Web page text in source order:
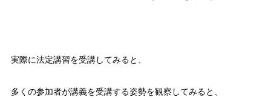
実際に法定講習を受講してみると、
多くの参加者が講義を受講する姿勢を観察してみると、